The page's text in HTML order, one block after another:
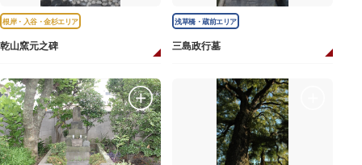
根岸・入谷・金杉エリア
乾山窯元之碑
浅草橋・蔵前エリア
三島政行墓